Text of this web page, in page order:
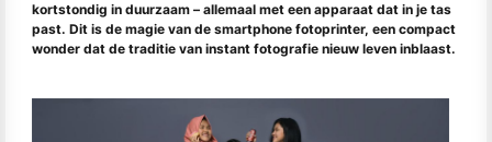
kortstondig in duurzaam – allemaal met een apparaat dat in je tas
past. Dit is de magie van de smartphone fotoprinter, een compact
wonder dat de traditie van instant fotografie nieuw leven inblaast.